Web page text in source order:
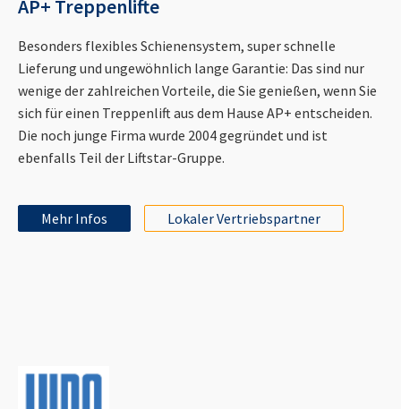
AP+ Treppenlifte
Besonders flexibles Schienensystem, super schnelle
Lieferung und ungewöhnlich lange Garantie: Das sind nur
wenige der zahlreichen Vorteile, die Sie genießen, wenn Sie
sich für einen Treppenlift aus dem Hause AP+ entscheiden.
Die noch junge Firma wurde 2004 gegründet und ist
ebenfalls Teil der Liftstar-Gruppe.
Mehr Infos Lokaler Vertriebspartner